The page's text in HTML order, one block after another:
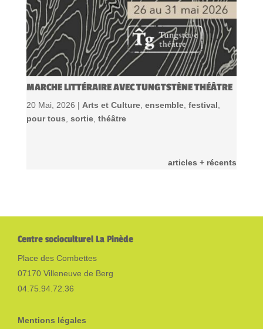
MARCHE LITTÉRAIRE AVEC TUNGTSTÈNE THÉÂTRE
20 Mai, 2026 | Arts et Culture, ensemble, festival
pour tous sortie, théâtre
articles + récents
Centre socioculturel La Pinède
Place des Combettes
07170 Villeneuve de Berg
04.75.94.72.36
Mentions légales